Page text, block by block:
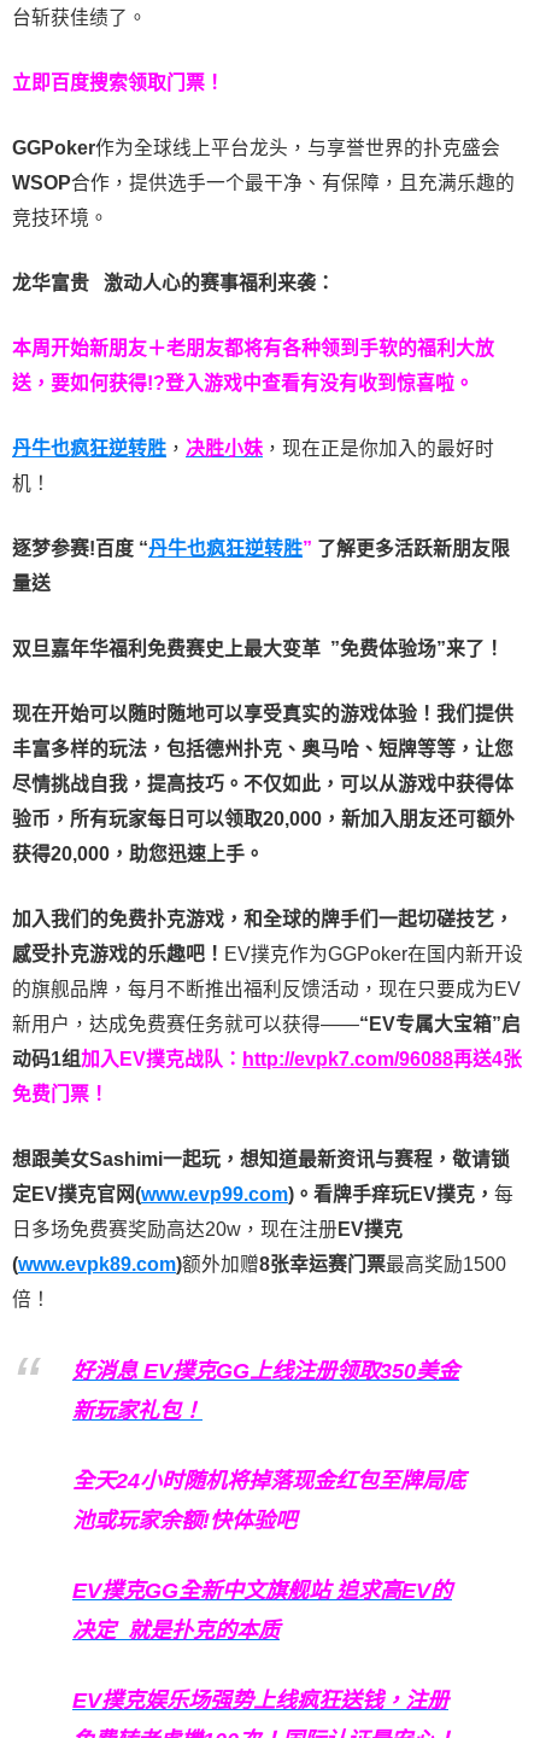
台斩获佳绩了。
立即百度搜索领取门票！
GGPoker作为全球线上平台龙头，与享誉世界的扑克盛会
WSOP合作，提供选手一个最干净、有保障，且充满乐趣的
竞技环境。
龙华富贵 激动人心的赛事福利来袭：
本周开始新朋友＋老朋友都将有各种领到手软的福利大放
送，要如何获得!?登入游戏中查看有没有收到惊喜啦。
丹牛也疯狂逆转胜 ， 决胜小妹 ，现在正是你加入的最好时
机！
逐梦参赛!百度 “丹牛也疯狂逆转胜” 了解更多活跃新朋友限
量送
双旦嘉年华福利 免费赛史上最大变革 ”免费体验场”来了！
现在开始可以随时随地可以享受真实的游戏体验！我们提供
丰富多样的玩法，包括德州扑克、奥马哈、短牌等等，让您
尽情挑战自我，提高技巧。不仅如此， 可以从游戏中获得体
验币，所有玩家每日可以领取20,000，新加入朋友还可额外
获得20,000，助您迅速上手。
加入我们的免费扑克游戏，和全球的牌手们一起切磋技艺，
感受扑克游戏的乐趣吧！ EV撲克作为GGPoker在国内新开设
的旗舰品牌，每月不断推出福利反馈活动，现在只要成为EV
新用户，达成免费赛任务就可以获得——“EV专属大宝箱”启
动码1组加入EV撲克战队： http://evpk7.com/96088再送4张
免费门票！
想跟美女Sashimi一起玩， 想知道最新资讯与赛程， 敬请锁
定EV撲克官网(www.evp99.com)。 看牌手痒玩EV撲克， 每
日多场免费赛奖励高达20w，现在注册 EV撲克
(www.evpk89.com)额外加赠8张幸运赛门票最高奖励1500
倍！
好消息 EV撲克GG上线注册领取350美金
新玩家礼包！
全天24小时随机将掉落现金红包至牌局底
池或玩家余额!快体验吧
EV撲克GG全新中文旗舰站追求高EV的
决定 就是扑克的本质
EV撲克娱乐场强势上线疯狂送钱，注册